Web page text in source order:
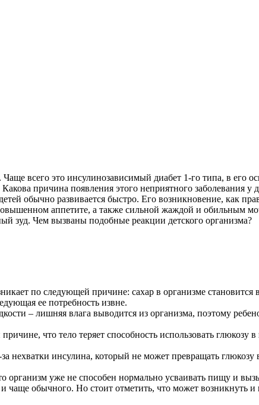
всего это инсулинозависимый диабет 1-го типа, в его
причина появления этого неприятного заболевания у
обычно развивается быстро. Его возникновение, как
аппетите, а также сильной жаждой и обильным
зуд. Чем вызваны подобные реакции детского организма?
по следующей причине: сахар в организме
ее потребность извне.
– лишняя влага выводится из организма, поэтому
что тело теряет способность использовать глюкозу
нехватки инсулина, который не может превращать глюкозу
организм уже не способен нормально усваивать пищу и
чаще обычного. Но стоит отметить, что может